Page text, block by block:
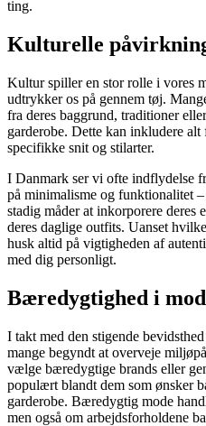
ting.
Kulturelle
Kultur spiller en stor rolle i vores
udtrykker os på gennem tøj.
fra deres baggrund, traditioner
garderobe. Dette kan inkludere
specifikke snit og stilarter.
I Danmark ser vi ofte indflydelse
på minimalisme og funktionalitet
stadig måder at inkorporere deres
deres daglige outfits. Uanset
husk altid på vigtigheden af
med dig personligt.
Bæredygtighed i
I takt med den stigende
mange begyndt at overveje
vælge bæredygtige brands eller
populært blandt dem som ønsker
garderobe. Bæredygtig mode
men også om arbejdsforholdene